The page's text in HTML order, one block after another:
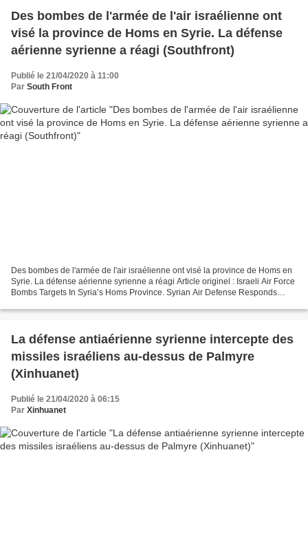
Des bombes de l'armée de l'air israélienne ont
visé la province de Homs en Syrie. La défense
aérienne syrienne a réagi (Southfront)
Publié le 21/04/2020 à 11:00
Par South Front
Des bombes de l'armée de l'air israélienne ont visé la province de Homs en
Syrie. La défense aérienne syrienne a réagi Article originel : Israeli Air Force
Bombs Targets In Syria’s Homs Province. Syrian Air Defense Responds
La défense antiaérienne syrienne intercepte des
missiles israéliens au-dessus de Palmyre
(Xinhuanet)
Publié le 21/04/2020 à 06:15
Par Xinhuanet